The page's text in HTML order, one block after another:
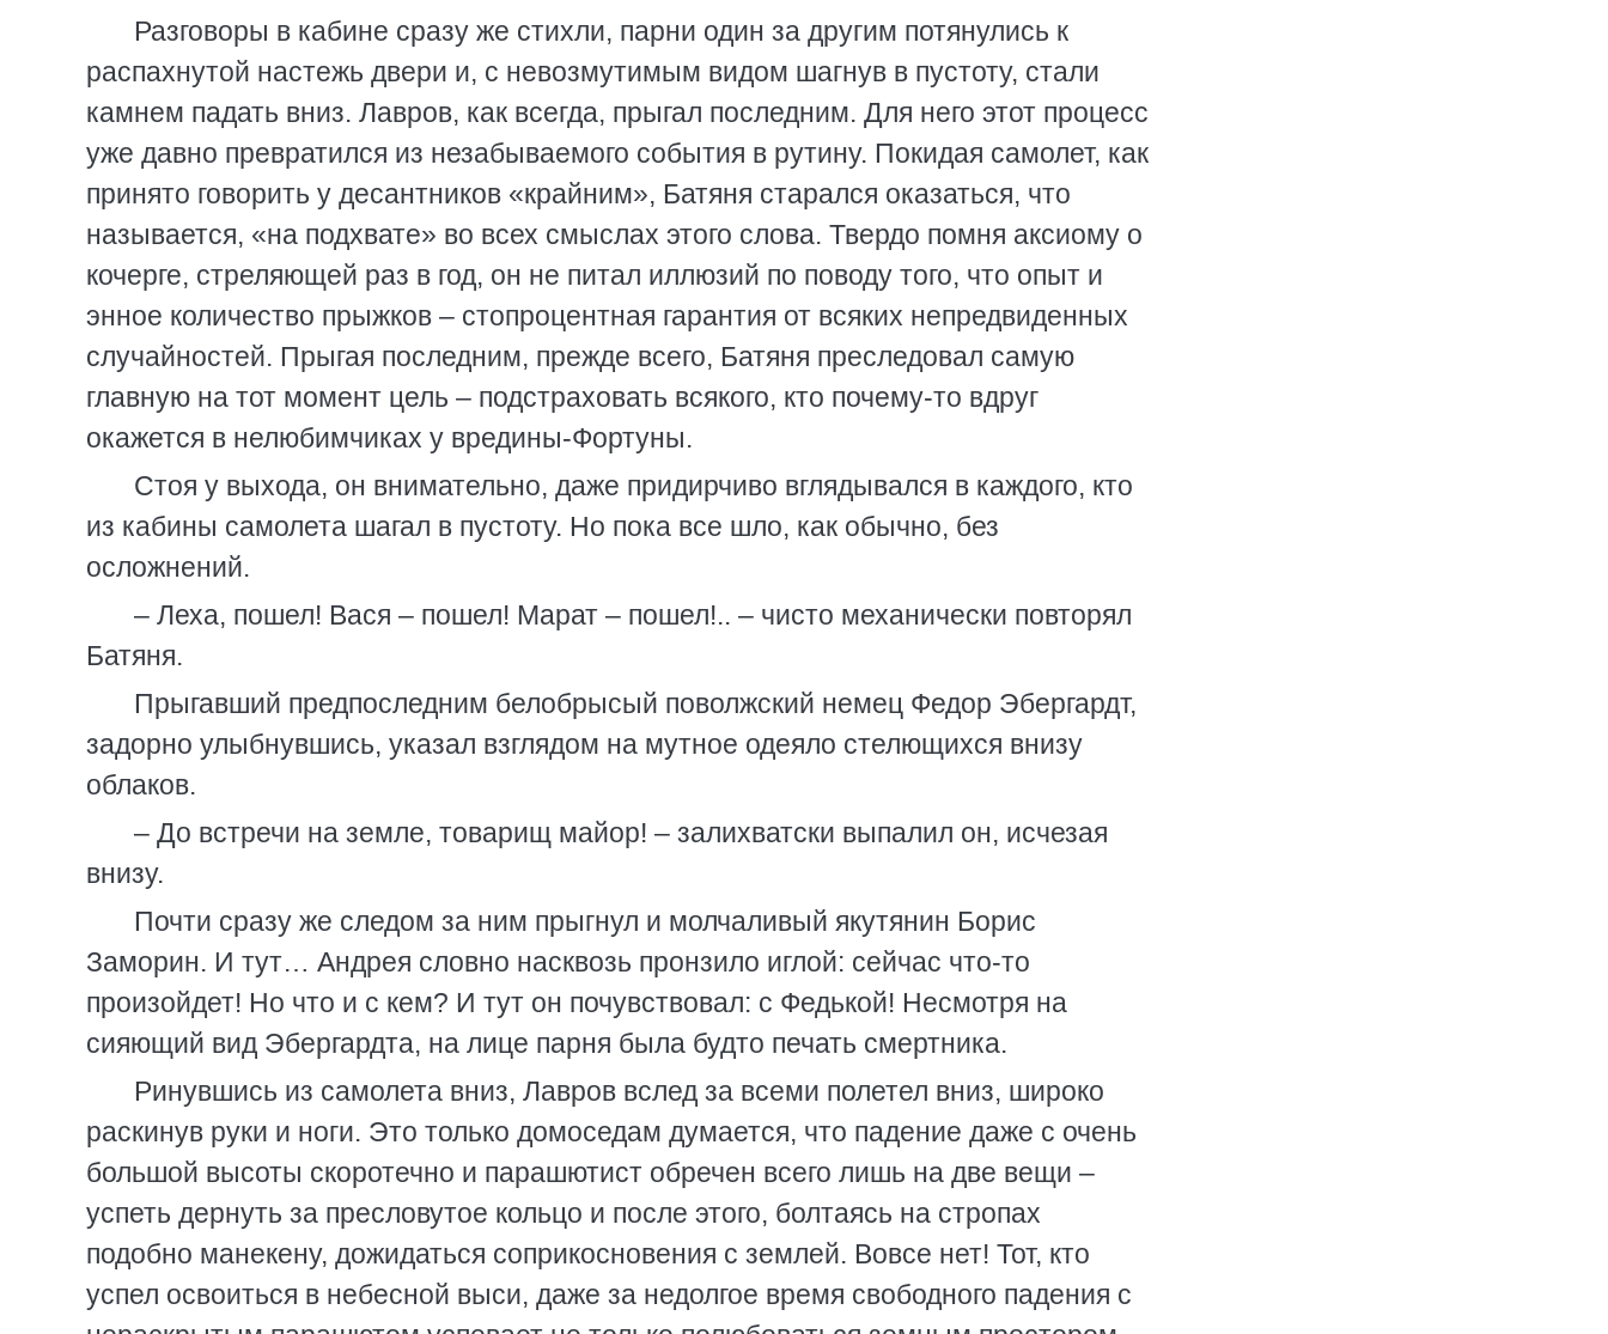
Разговоры в кабине сразу же стихли, парни один за другим потянулись к
распахнутой настежь двери и, с невозмутимым видом шагнув в пустоту, стали
камнем падать вниз. Лавров, как всегда, прыгал последним. Для него этот процесс
уже давно превратился из незабываемого события в рутину. Покидая самолет, как
принято говорить у десантников «крайним», Батяня старался оказаться, что
называется, «на подхвате» во всех смыслах этого слова. Твердо помня аксиому о
кочерге, стреляющей раз в год, он не питал иллюзий по поводу того, что опыт и
энное количество прыжков – стопроцентная гарантия от всяких непредвиденных
случайностей. Прыгая последним, прежде всего, Батяня преследовал самую
главную на тот момент цель – подстраховать всякого, кто почему-то вдруг
окажется в нелюбимчиках у вредины-Фортуны.
Стоя у выхода, он внимательно, даже придирчиво вглядывался в каждого, кто
из кабины самолета шагал в пустоту. Но пока все шло, как обычно, без
осложнений.
– Леха, пошел! Вася – пошел! Марат – пошел!.. – чисто механически повторял
Батяня.
Прыгавший предпоследним белобрысый поволжский немец Федор Эбергардт,
задорно улыбнувшись, указал взглядом на мутное одеяло стелющихся внизу
облаков.
– До встречи на земле, товарищ майор! – залихватски выпалил он, исчезая
внизу.
Почти сразу же следом за ним прыгнул и молчаливый якутянин Борис
Заморин. И тут… Андрея словно насквозь пронзило иглой: сейчас что-то
произойдет! Но что и с кем? И тут он почувствовал: с Федькой! Несмотря на
сияющий вид Эбергардта, на лице парня была будто печать смертника.
Ринувшись из самолета вниз, Лавров вслед за всеми полетел вниз, широко
раскинув руки и ноги. Это только домоседам думается, что падение даже с очень
большой высоты скоротечно и парашютист обречен всего лишь на две вещи –
успеть дернуть за пресловутое кольцо и после этого, болтаясь на стропах
подобно манекену, дожидаться соприкосновения с землей. Вовсе нет! Тот, кто
успел освоиться в небесной выси, даже за недолгое время свободного падения с